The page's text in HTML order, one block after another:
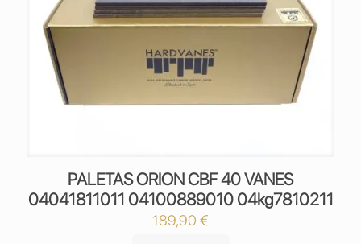
PALETAS ORION CBF 40 VANES
04041811011 04100889010 04kg7810211
189,90 €